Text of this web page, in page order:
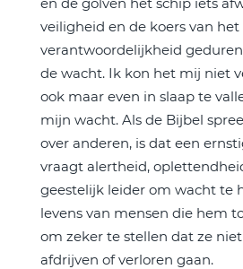
veiligheid en de koers van
verantwoordelijkheid
de wacht. Ik kon het mij niet
ook maar even in slaap te
mijn wacht. Als de Bijbel
over anderen, is dat een
vraagt alertheid,
geestelijk leider om wacht te
levens van mensen die hem
om zeker te stellen dat ze
afdrijven of verloren gaan.